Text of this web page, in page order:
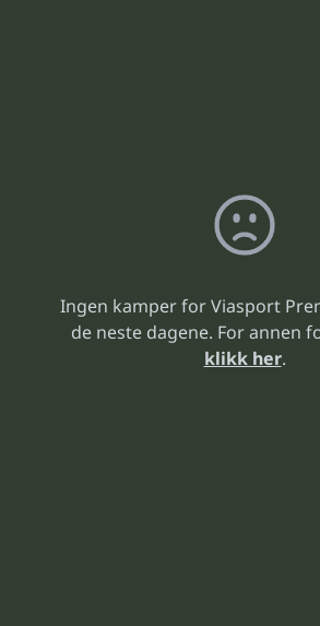
Ingen kamper for Viasport
de neste dagene. For annen
klikk her.